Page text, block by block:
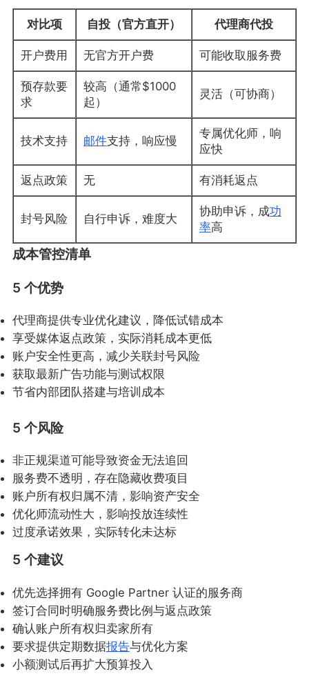
对比项 自投（官方直开） 代理商代投
开户费用 无官方开户费 可能收取服务费
预存款要
求
较高（通常$1000
起）
灵活（可协商）
技术支持 邮件支持，响应慢
专属优化师，响
应快
返点政策 无 有消耗返点
封号风险 自行申诉，难度大
协助申诉，成功
率高
成本管控清单
5 个优势
代理商提供专业优化建议，降低试错成本
享受媒体返点政策，实际消耗成本更低
账户安全性更高，减少关联封号风险
获取最新广告功能与测试权限
节省内部团队搭建与培训成本
5 个风险
非正规渠道可能导致资金无法追回
服务费不透明，存在隐藏收费项目
账户所有权归属不清，影响资产安全
优化师流动性大，影响投放连续性
过度承诺效果，实际转化未达标
5 个建议
优先选择拥有 Google Partner 认证的服务商
签订合同时明确服务费比例与返点政策
确认账户所有权归卖家所有
要求提供定期数据报告与优化方案
小额测试后再扩大预算投入